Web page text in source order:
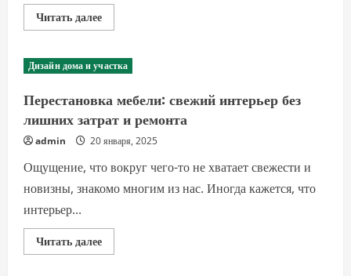
Читать далееПрочитать
больше
пространства:
эффективные
избавления
от
хлама
Дизайн дома и участка
Перестановка мебели: свежий интерьер без
лишних затрат и ремонта
admin 20 января, 2025
Ощущение, что вокруг чего-то не хватает свежести и
новизны, знакомо многим из нас. Иногда кажется, что
интерьер...
Читать далееПрочитать
больше